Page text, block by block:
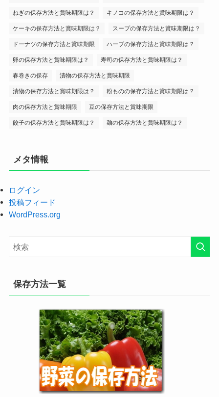
ねぎの保存方法と賞味期限は？ キノコの保存方法と賞味期限は？
ケーキの保存方法と賞味期限は？ スープの保存方法と賞味期限は？
ドーナツの保存方法と賞味期限 ハーブの保存方法と賞味期限は？
卵の保存方法と賞味期限は？ 寿司の保存方法と賞味期限は？
春巻きの保存 漬物の保存方法と賞味期限
漬物の保存方法と賞味期限は？ 粉ものの保存方法と賞味期限は？
肉の保存方法と賞味期限 豆の保存方法と賞味期限
餃子の保存方法と賞味期限は？ 麺の保存方法と賞味期限は？
メタ情報
ログイン
投稿フィード
WordPress.org
保存方法一覧